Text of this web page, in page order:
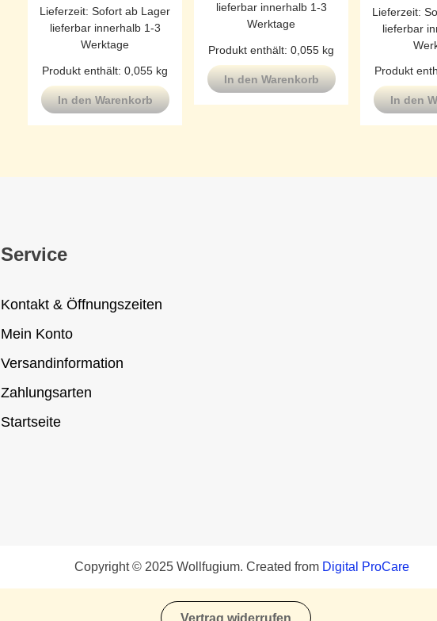
Lieferzeit: Sofort ab Lager
lieferbar innerhalb 1-3
Werktage
Produkt enthält: 0,055 kg
In den Warenkorb
lieferbar innerhalb 1-3
Werktage
Produkt enthält: 0,055 kg
In den Warenkorb
Lieferzeit:
lieferbar
Produkt
In den
Service
Kontakt & Öffnungszeiten
Mein Konto
Versandinformation
Zahlungsarten
Startseite
Copyright © 2025 Wollfugium. Created from Digital ProCare
Vertrag widerrufen